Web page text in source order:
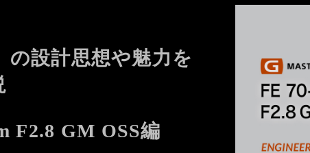
G Master CinemaLine
そのまま、未来へ。
の設計思想や魅力を
F2.8 GM OSS編